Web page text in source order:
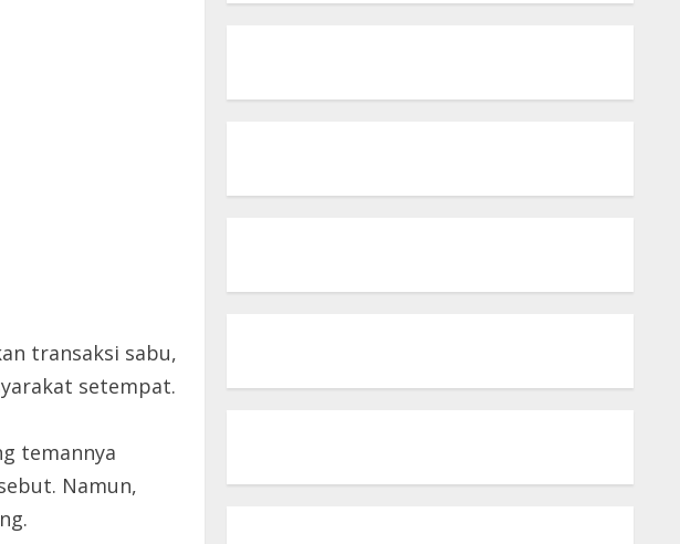
transaksi sabu,
setempat.
temannya
Namun,